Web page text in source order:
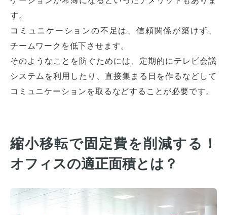
す。
コミュニケーションの不足は、信頼関係が築けず、
チームワークを低下させます。
そのようなことを防ぐためには、定期的にテレビ会議
システムを利用したり、直接集まる日を作るなどして
コミュニケーションを取るなどすることが必要です。
縮小移転で固定費を削減する！
オフィスの適正面積とは？